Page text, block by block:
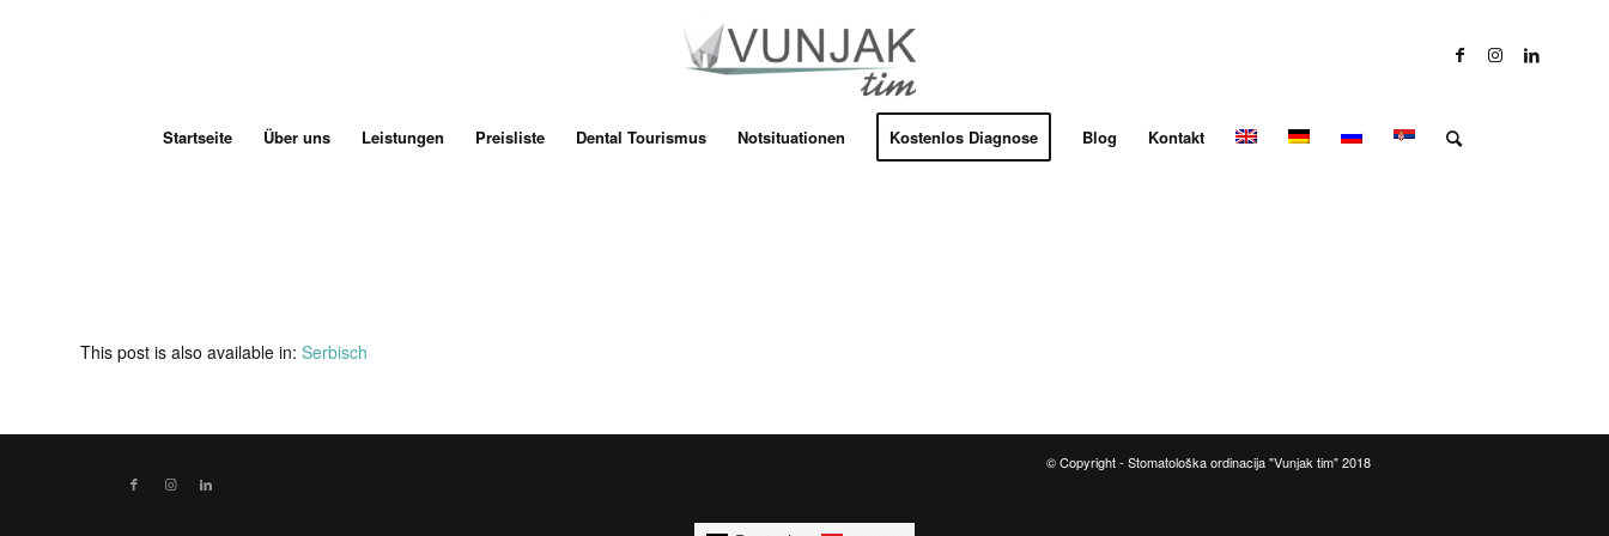
Startseite Über uns Leistungen Preisliste Dental Tourismus Notsituationen Kostenlos Diagnose Blog Kontakt
This post is also available in: Serbisch
© Copyright - Stomatološka ordinacija "Vunjak tim" 2018